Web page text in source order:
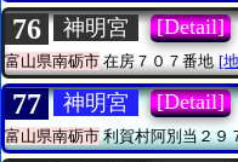
76 神明宮 [Detail]
富山県南砺市 在房７０７番地 [
77 神明宮 [Detail]
富山県南砺市利賀村阿別当２９